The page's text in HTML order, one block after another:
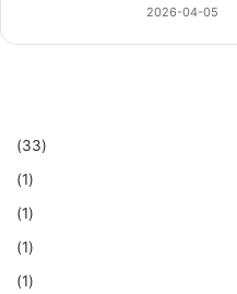
2026-04-05
(33)
(1)
(1)
(1)
(1)